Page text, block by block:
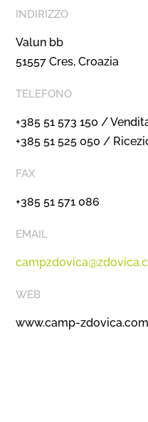
INDIRIZZO
Valun bb
51557 Cres, Croazia
TELEFONO
+385 51 573 150 /
+385 51 525 050 /
FAX
+385 51 571 086
EMAIL
WEB
www.camp-zdovica.com